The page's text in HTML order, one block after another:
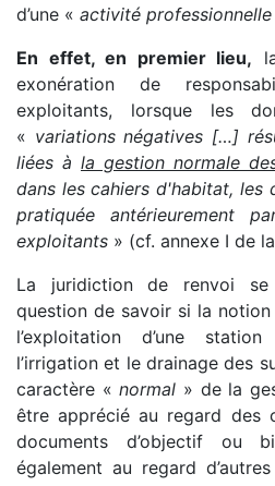
d’une « activité professionnelle
En effet, en premier lieu,
exonération de
exploitants, lorsque les
« variations négatives […]
liées à la gestion normale
dans les cahiers d'habitat,
pratiquée antérieurement
exploitants » (cf. annexe I de
La juridiction de renvoi
question de savoir si la notion
l’exploitation d’une
l’irrigation et le drainage des
caractère «normal » de la
être apprécié au regard des
documents d’objectif ou
également au regard